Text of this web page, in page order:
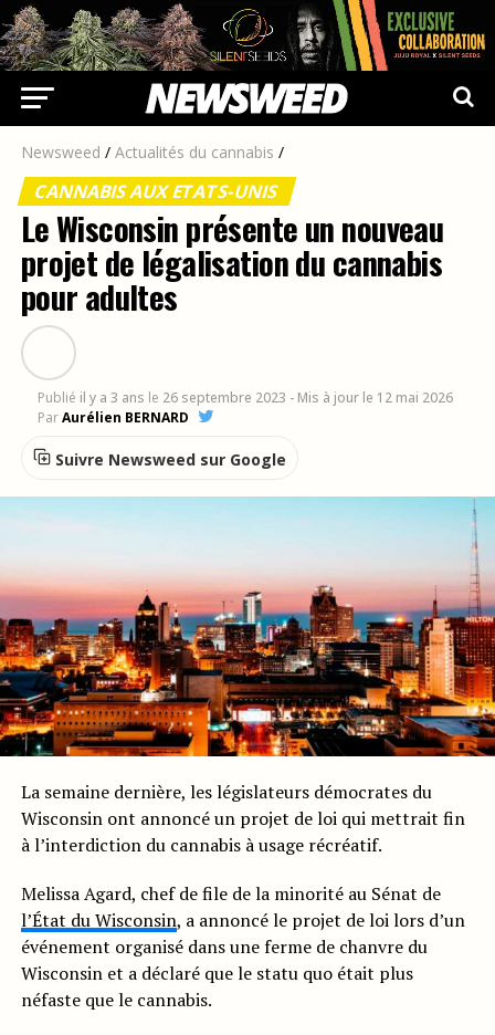
Newsweed / Actualités du cannabis /
CANNABIS AUX ETATS-UNIS
Le Wisconsin présente un nouveau
projet de légalisation du cannabis
pour adultes
Publié il y a 3 ans le 26 septembre 2023 - Mis à jour le 12 mai 2026
ParAurélien BERNARD
Suivre Newsweed sur Google
La semaine dernière, les législateurs démocrates du
Wisconsin ont annoncé un projet de loi qui mettrait fin
à l’interdiction du cannabis à usage récréatif.
Melissa Agard, chef de file de la minorité au Sénat de
l’État du Wisconsin, a annoncé le projet de loi lors d’un
événement organisé dans une ferme de chanvre du
Wisconsin et a déclaré que le statu quo était plus
néfaste que le cannabis.